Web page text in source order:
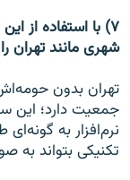
۷) با استفاده از
شهری مانند
جمعیت دارد؛
نرم‌افزار به
تکنیکی بتواند به